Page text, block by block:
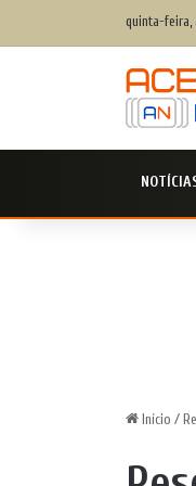
quinta-feira,
Início /